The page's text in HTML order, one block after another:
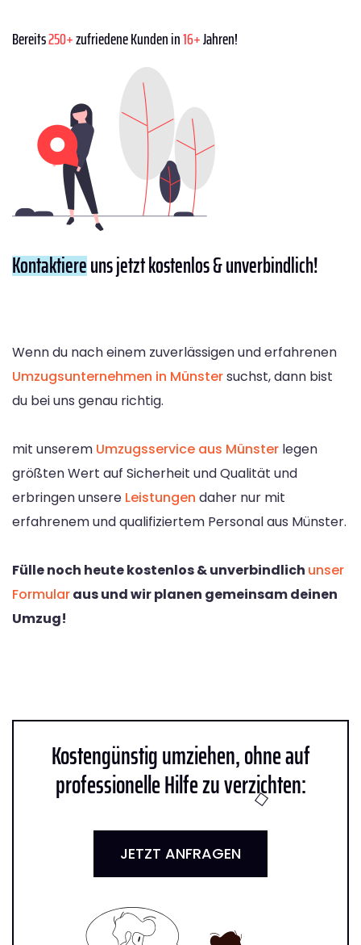
Bereits250+zufriedene Kunden in16+Jahren!
Kontaktiereuns jetzt kostenlos & unverbindlich!
Wenn du nach einem zuverlässigen und erfahrenen
Umzugsunternehmen in Münstersuchst, dann bist
du bei uns genau richtig.
mit unserem Umzugsservice aus Münster legen
größten Wert auf Sicherheit und Qualität und
erbringen unsere Leistungen daher nur mit
erfahrenem und qualifiziertem Personal aus Münster.
Fülle noch heute kostenlos & unverbindlich unser
Formularaus und wir planen gemeinsam deinen
Umzug!
Kostengünstig umziehen, ohne auf
professionelle Hilfe zu verzichten:
JETZT ANFRAGEN